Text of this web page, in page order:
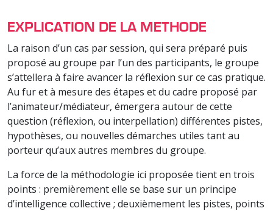
EXPLICATION DE LA METHODE
La raison d’un cas par session, qui sera préparé puis
proposé au groupe par l’un des participants, le groupe
s’attellera à faire avancer la réflexion sur ce cas pratique.
Au fur et à mesure des étapes et du cadre proposé par
l’animateur/médiateur, émergera autour de cette
question (réflexion, ou interpellation) différentes pistes,
hypothèses, ou nouvelles démarches utiles tant au
porteur qu’aux autres membres du groupe.
La force de la méthodologie ici proposée tient en trois
points : premièrement elle se base sur un principe
d’intelligence collective ; deuxièmement les pistes, points